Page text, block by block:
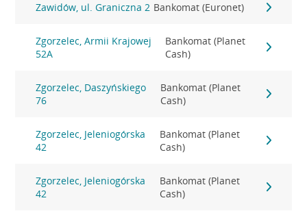
Zawidów, ul. Graniczna 2 Bankomat (Euronet)
Zgorzelec, Armii Krajowej
52A
Bankomat (Planet
Cash)
Zgorzelec, Daszyńskiego
76
Bankomat (Planet
Cash)
Zgorzelec, Jeleniogórska
42
Bankomat (Planet
Cash)
Zgorzelec, Jeleniogórska
42
Bankomat (Planet
Cash)